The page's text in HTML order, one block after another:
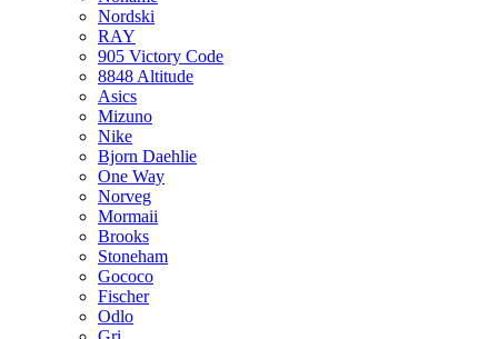
Nordski
RAY
905 Victory Code
8848 Altitude
Asics
Mizuno
Nike
Bjorn Daehlie
One Way
Norveg
Mormaii
Brooks
Stoneham
Gococo
Fischer
Odlo